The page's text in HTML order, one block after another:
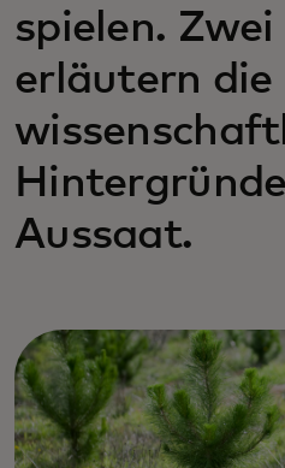
spielen.
erläutern die
Aussaat.